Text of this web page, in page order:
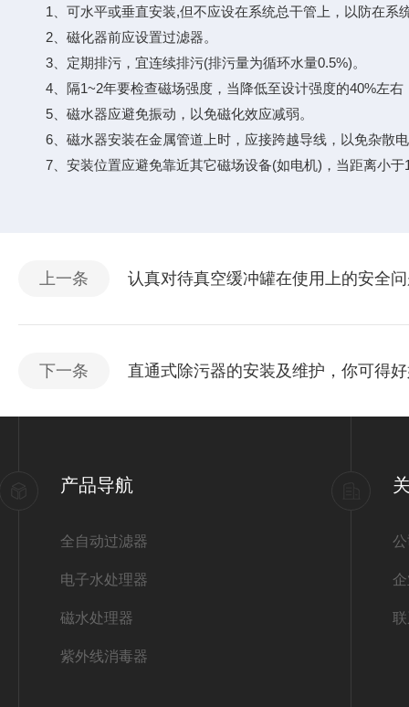
1、可水平或垂直安装,但不应设在系统总干管上，以防在系
2、磁化器前应设置过滤器。
3、定期排污，宜连续排污(排污量为循环水量0.5%)。
4、隔1~2年要检查磁场强度，当降低至设计强度的40%左右
5、磁水器应避免振动，以免磁化效应减弱。
6、磁水器安装在金属管道上时，应接跨越导线，以免杂散
7、安装位置应避免靠近其它磁场设备(如电机)，当距离小于
上一条 认真对待真空缓冲罐在使用上的安全
下一条 直通式除污器的安装及维护，你可得
产品导航
全自动过滤器
电子水处理器
磁水处理器
紫外线消毒器